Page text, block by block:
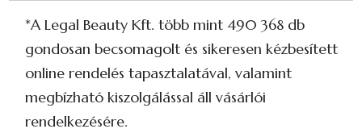
*A Legal Beauty Kft. több mint 490 368 db
gondosan becsomagolt és sikeresen kézbesített
online rendelés tapasztalatával, valamint
megbízható kiszolgálással áll vásárlói
rendelkezésére.